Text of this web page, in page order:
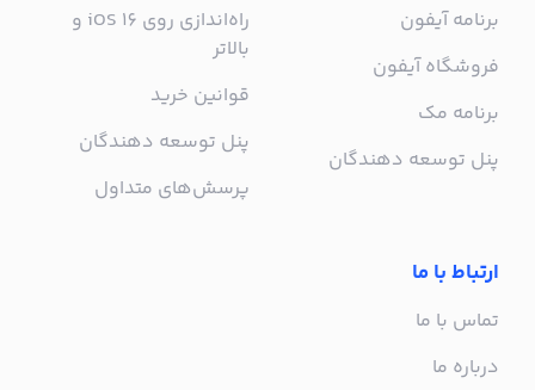
برنامه آیفون
فروشگاه آیفون
برنامه مک
پنل توسعه دهندگان
راه‌اندازی روی iOS 16 و
بالاتر
قوانین خرید
پنل توسعه دهندگان
پرسش‌های متداول
ارتباط با ما
تماس با ما
درباره ما